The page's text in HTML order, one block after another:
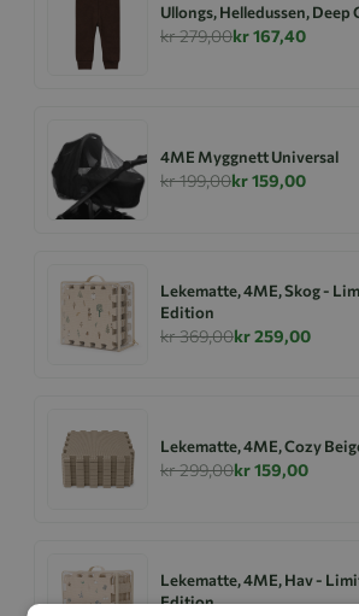
Ullongs, Helledussen, Deep
kr 279,00kr 167,40
4ME Myggnett Universal
kr 199,00kr 159,00
Lekematte, 4ME, Skog -
Edition
kr 369,00kr 259,00
Lekematte, 4ME, Cozy
kr 299,00kr 159,00
Lekematte, 4ME, Hav -
Edition